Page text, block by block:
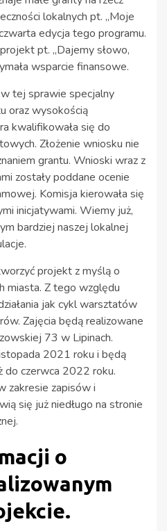
lokalnych pt. „Moje
edycja tego programu.
pt. „Dajemy słowo,
wsparcie finansowe.
w tej sprawie specjalny
oraz wysokością
kwalifikowała się do
Złożenie wniosku nie
grantu. Wnioski wraz z
zostały poddane ocenie
Komisja kierowała się
inicjatywami. Wiemy już,
bardziej naszej lokalnej
projekt z myślą o
miasta. Z tego względu
jak cykl warsztatów
Zajęcia będą realizowane
73 w Lipinach.
2021 roku i będą
do czerwca 2022 roku.
zakresie zapisów i
się już niedługo na stronie
o